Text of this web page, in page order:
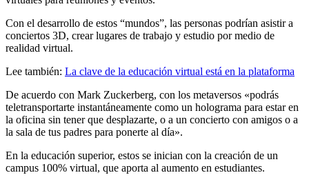
Con el desarrollo de estos “mundos”, las personas podrían asistir a
conciertos 3D, crear lugares de trabajo y estudio por medio de
realidad virtual.
Lee también: La clave de la educación virtual está en la plataforma
De acuerdo con Mark Zuckerberg, con los metaversos «podrás
teletransportarte instantáneamente como un holograma para estar en
la oficina sin tener que desplazarte, o a un concierto con amigos o a
la sala de tus padres para ponerte al día».
En la educación superior, estos se inician con la creación de un
campus 100% virtual, que aporta al aumento en estudiantes.